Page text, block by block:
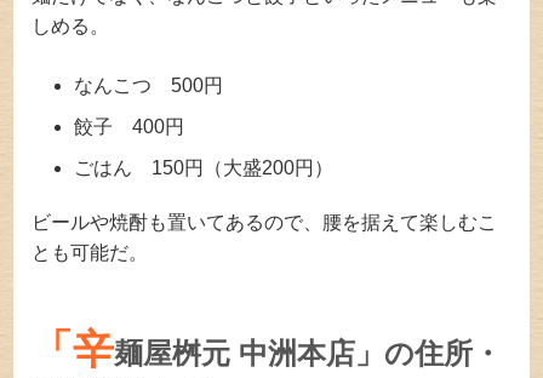
しめる。
なんこつ 500円
餃子 400円
ごはん 150円（大盛200円）
ビールや焼酎も置いてあるので、腰を据えて楽しむこ
とも可能だ。
「辛麺屋桝元 中洲本店」の住所・